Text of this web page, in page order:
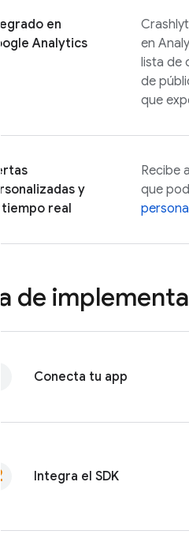
en
Analytics
en
lista de
de
que
y
tiempo real
Recibe
que
de
Conecta tu app
Integra el SDK